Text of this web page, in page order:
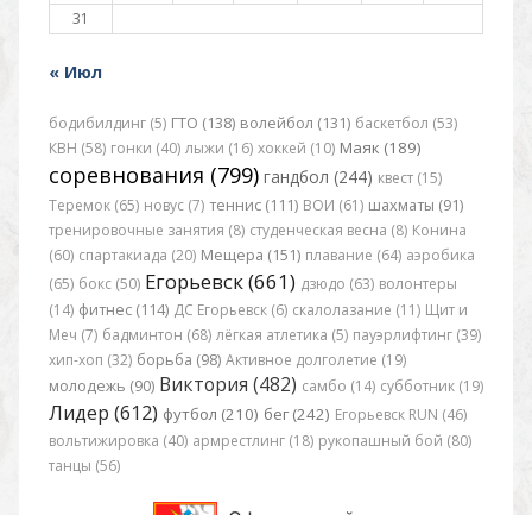
31
« Июл
бодибилдинг (5) ГТО (138) волейбол (131) баскетбол (53)
КВН (58) гонки (40) лыжи (16) хоккей (10) Маяк (189)
соревнования (799) гандбол (244) квест (15)
Теремок (65) новус (7) теннис (111) ВОИ (61) шахматы (91)
тренировочные занятия (8) студенческая весна (8) Конина
(60) спартакиада (20) Мещера (151) плавание (64) аэробика
(65) бокс (50) Егорьевск (661) дзюдо (63) волонтеры
(14) фитнес (114) ДС Егорьевск (6) скалолазание (11) Щит и
Меч (7) бадминтон (68) лёгкая атлетика (5) пауэрлифтинг (39)
хип-хоп (32) борьба (98) Активное долголетие (19)
молодежь (90) Виктория (482) самбо (14) субботник (19)
Лидер (612) футбол (210) бег (242) Егорьевск RUN (46)
вольтижировка (40) армрестлинг (18) рукопашный бой (80)
танцы (56)